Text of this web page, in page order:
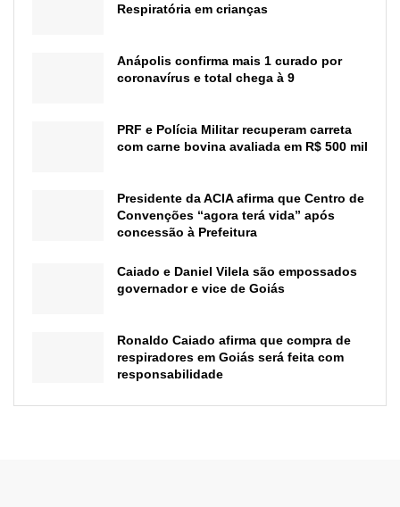
Respiratória em crianças
Anápolis confirma mais 1 curado por
coronavírus e total chega à 9
PRF e Polícia Militar recuperam carreta
com carne bovina avaliada em R$ 500 mil
Presidente da ACIA afirma que Centro de
Convenções “agora terá vida” após
concessão à Prefeitura
Caiado e Daniel Vilela são empossados
governador e vice de Goiás
Ronaldo Caiado afirma que compra de
respiradores em Goiás será feita com
responsabilidade